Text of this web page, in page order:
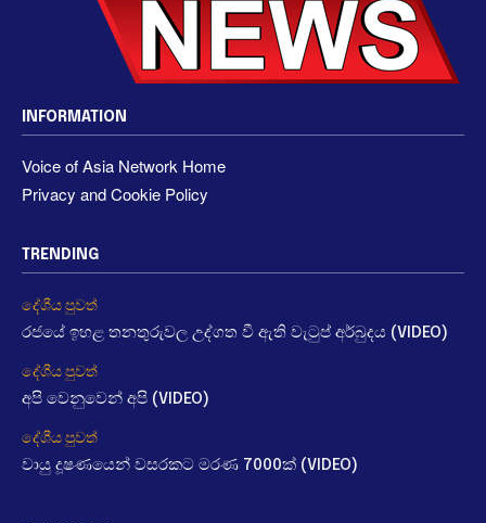
INFORMATION
Voice of Asia Network Home
Privacy and Cookie Policy
TRENDING
දේශීය පුවත්
රජයේ ඉහළ තනතුරුවල උද්ගත වී ඇති වැටුප් අර්බුදය (VIDEO)
දේශීය පුවත්
අපි වෙනුවෙන් අපි (VIDEO)
දේශීය පුවත්
වායු දූෂණයෙන් වසරකට මරණ 7000ක් (VIDEO)